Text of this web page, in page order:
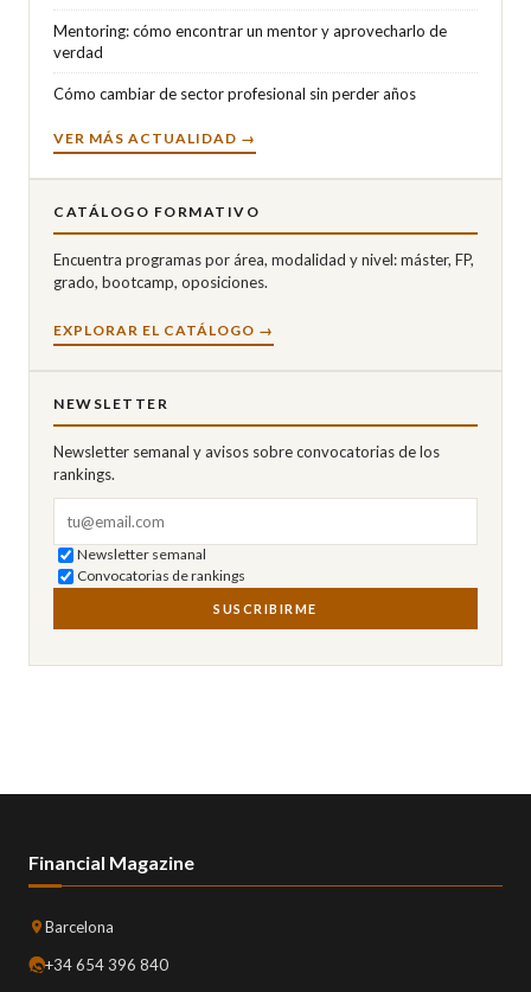
Mentoring: cómo encontrar un mentor y aprovecharlo de
verdad
Cómo cambiar de sector profesional sin perder años
VER MÁS ACTUALIDAD →
CATÁLOGO FORMATIVO
Encuentra programas por área, modalidad y nivel: máster, FP,
grado, bootcamp, oposiciones.
EXPLORAR EL CATÁLOGO →
NEWSLETTER
Newsletter semanal y avisos sobre convocatorias de los
rankings.
Newsletter semanal
Convocatorias de rankings
SUSCRIBIRME
Financial Magazine
Barcelona
+34 654 396 840